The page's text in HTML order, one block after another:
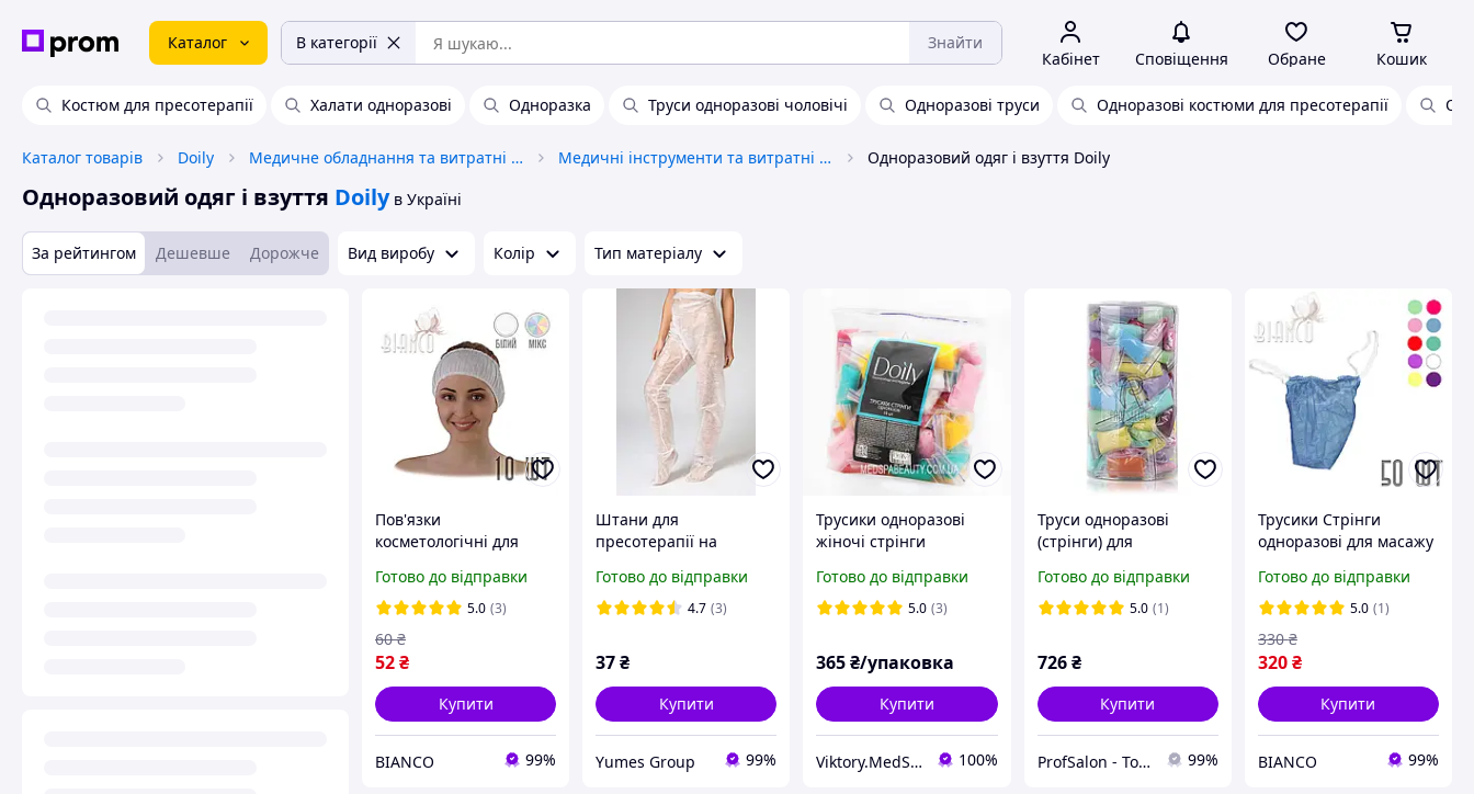
Каталог В категорії Знайти
Кабінет Сповіщення Обране Кошик
Костюм для пресотерапії Халати одноразові Одноразка Труси одноразові чоловічі Одноразові труси Одноразові костюми для пресотерапії
Каталог товарів Doily Медичне обладнання та витратні матеріали Медичні інструменти та витратні матеріали Одноразовий одяг і взуття Doily
Одноразовий одяг і взуття Doily в Україні
За рейтингом Дешевше Дорожче Вид виробу Колір Тип матеріалу
Пов'язки
косметологічні для
спанбонду Doily (10
шт). Кольори
Готово до відправки
5.0 (3)
52₴
60 ₴
Купити
BIANCO 99%
Штани для
пресотерапії на
універсальний (1шт/
пач) спанд білий
Готово до відправки
4.7 (3)
37₴
Купити
Yumes Group 99%
Трусики одноразові
жіночі стрінги
м/г2), 50 шт/уп. Міск
кольорів
Готово до відправки
5.0 (3)
365₴/упаковка
Купити
Viktory.MedSpaBeauty 100%
Труси одноразові
(стрінги) для
масажу і спа-процедур,
100 шт., Doily в тубусі
Готово до відправки
5.0 (1)
726 ₴
Купити
ProfSalon - Товари для професіоналів 99%
Трусики Стрінги
одноразові для масажу
(50шт) Без рюша.
Кольори
Готово до відправки
5.0 (1)
320₴
330 ₴
Купити
BIANCO 99%